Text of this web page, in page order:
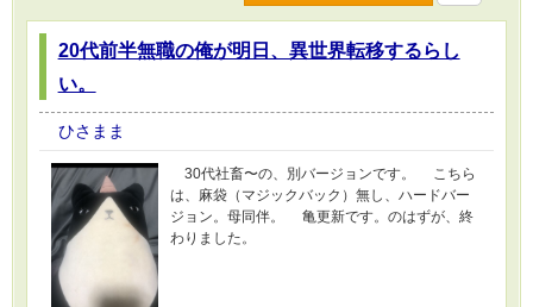
20代前半無職の俺が明日、異世界転移するらし
い。
ひさまま
30代社畜〜の、別バージョンです。 こちら
は、麻袋（マジックバック）無し、ハードバー
ジョン。母同伴。 亀更新です。のはずが、終
わりました。